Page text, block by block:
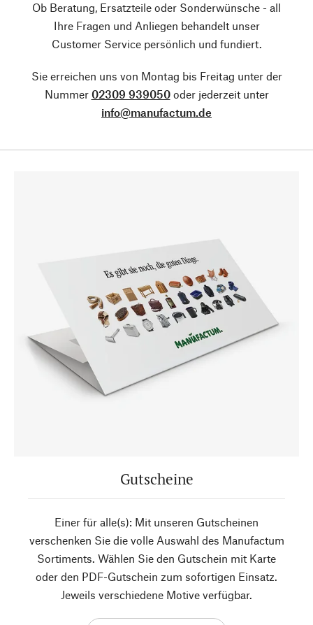
Ob Beratung, Ersatzteile oder Sonderwünsche - all
Ihre Fragen und Anliegen behandelt unser
Customer Service persönlich und fundiert.
Sie erreichen uns von Montag bis Freitag unter der
Nummer 02309 939050oder jederzeit unter
info@manufactum.de
Gutscheine
Einer für alle(s): Mit unseren Gutscheinen
verschenken Sie die volle Auswahl des Manufactum
Sortiments. Wählen Sie den Gutschein mit Karte
oder den PDF-Gutschein zum sofortigen Einsatz.
Jeweils verschiedene Motive verfügbar.